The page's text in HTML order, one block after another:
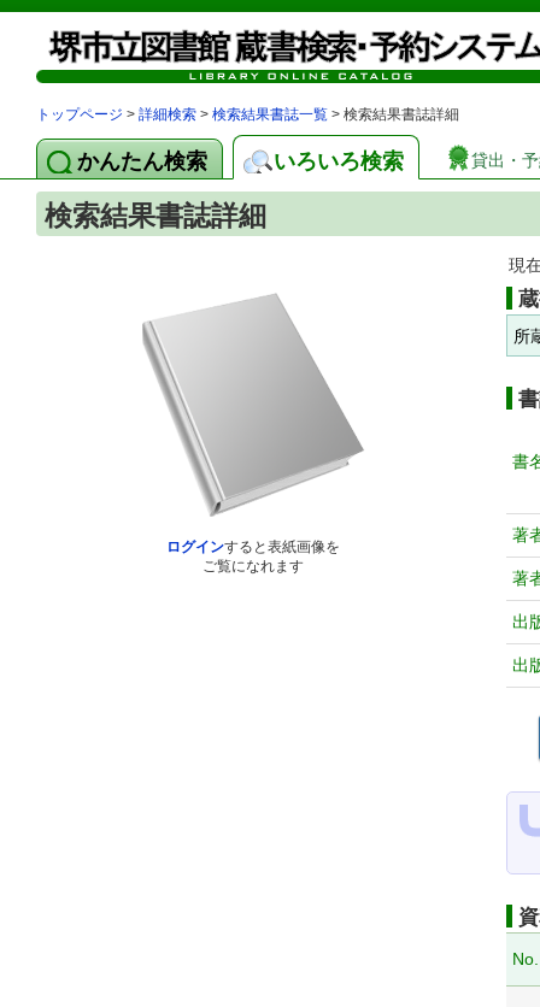
トップページ > 詳細検索 > 検索結果書誌一覧 > 検索結果書誌詳細
かんたん検索 いろいろ検索 貸出・
検索結果書誌詳細
ログインすると表紙画像を
ご覧になれます
現
所
書
著
著
出
出
No.